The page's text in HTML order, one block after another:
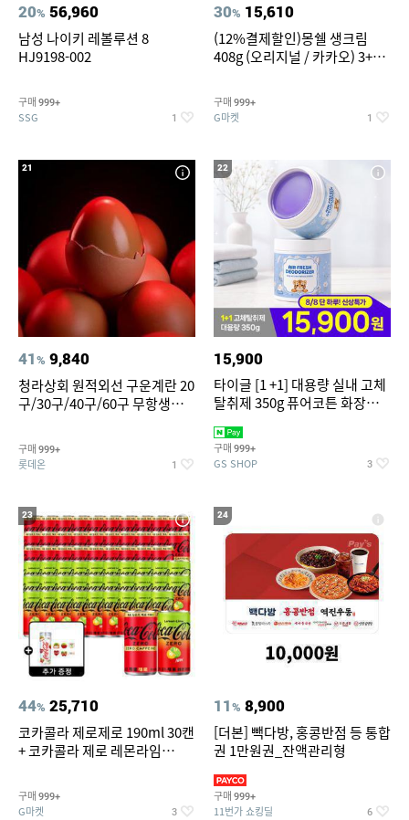
20% 56,960
남성 나이키 레볼루션 8
HJ9198-002
구매 999+
SSG 1
30% 15,610
(12%결제할인)몽쉘 생크림
408g (오리지널 / 카카오) 3+1
구매 999+
G마켓 1
21
41% 9,840
청라상회 원적외선 구운계란 20
구/30구/40구/60구 무항생제
구매 999+
롯데온 1
22
15,900
타이글 [1 +1] 대용량 실내 고체
탈취제 350g 퓨어코튼 화장실
구매 999+
GS SHOP 3
23
44% 25,710
코카콜라 제로제로 190ml 30캔
+ 코카콜라 제로 레몬라임
티커 세트
구매 999+
G마켓 3
24
11% 8,900
[더본] 빽다방, 홍콩반점 등 통합
권 1만원권_잔액관리형
구매 999+
11번가 쇼킹딜 6